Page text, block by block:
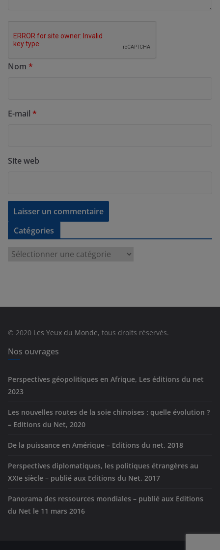
Nom *
E-mail *
Site web
Catégories
e
© 2020 Les Yeux du Monde, tous droits réservés.
Nos ouvrages
Perspectives géopolitiques en Afrique, Les éditions du net
2023
Les nouvelles routes de la soie chinoises : quelle évolution ?
– Editions du Net, 2020
De la puissance en Amérique – Editions du net, 2018
Perspectives diplomatiques, les politiques étrangères au
XXIe siècle – publié aux Editions du Net, 2017
Panorama des ressources mondiales – publié aux Editions
du Net le 11 mars 2016